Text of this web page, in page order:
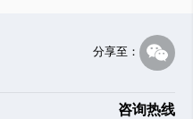
分享至：
咨询热线